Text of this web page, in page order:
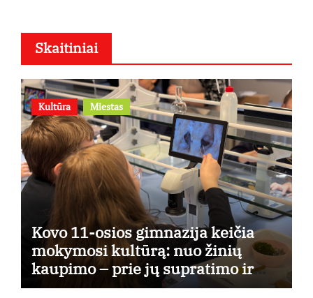
Skaitiniai
Kultūra Miestas
Kovo 11-osios gimnazija keičia
mokymosi kultūrą: nuo žinių
kaupimo – prie jų supratimo ir
taikymo